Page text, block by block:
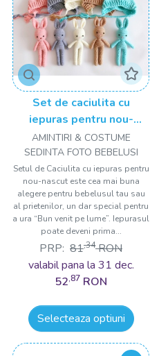
Set de caciulita cu
iepuras pentru nou-
nascut Drool
AMINTIRI & COSTUME
SEDINTA FOTO BEBELUSI
Setul de Caciulita cu iepuras pentru
nou-nascut este cea mai buna
alegere pentru bebelusul tau sau
al prietenilor, un dar special pentru
a ura “Bun venit pe lume”. Iepurasul
poate deveni prima...
PRP: 81,34 RON
valabil pana la 31 dec.
52,87 RON
Selecteaza optiuni